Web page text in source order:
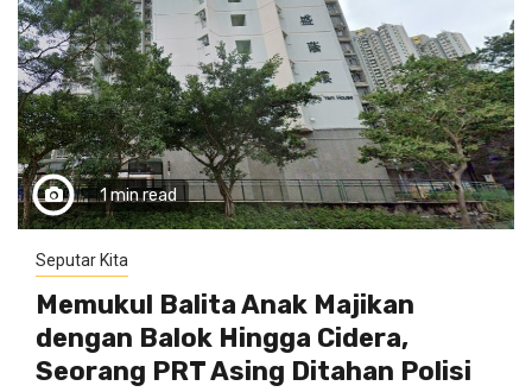
1 min read
Seputar Kita
Memukul Balita Anak Majikan
dengan Balok Hingga Cidera,
Seorang PRT Asing Ditahan Polisi